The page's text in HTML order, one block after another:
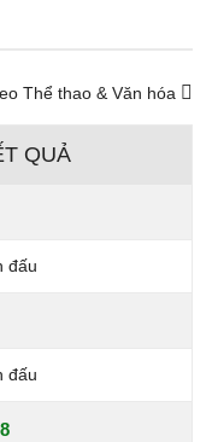
Thể thao & Văn hóa
QUẢ
đấu
đấu